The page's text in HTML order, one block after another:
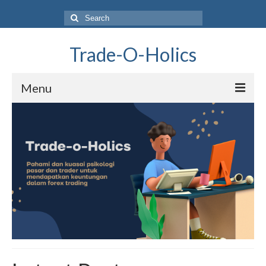
Search
for:
Trade-O-Holics
Menu
How To
Psikologi
Analisa Teknis
Live Chart